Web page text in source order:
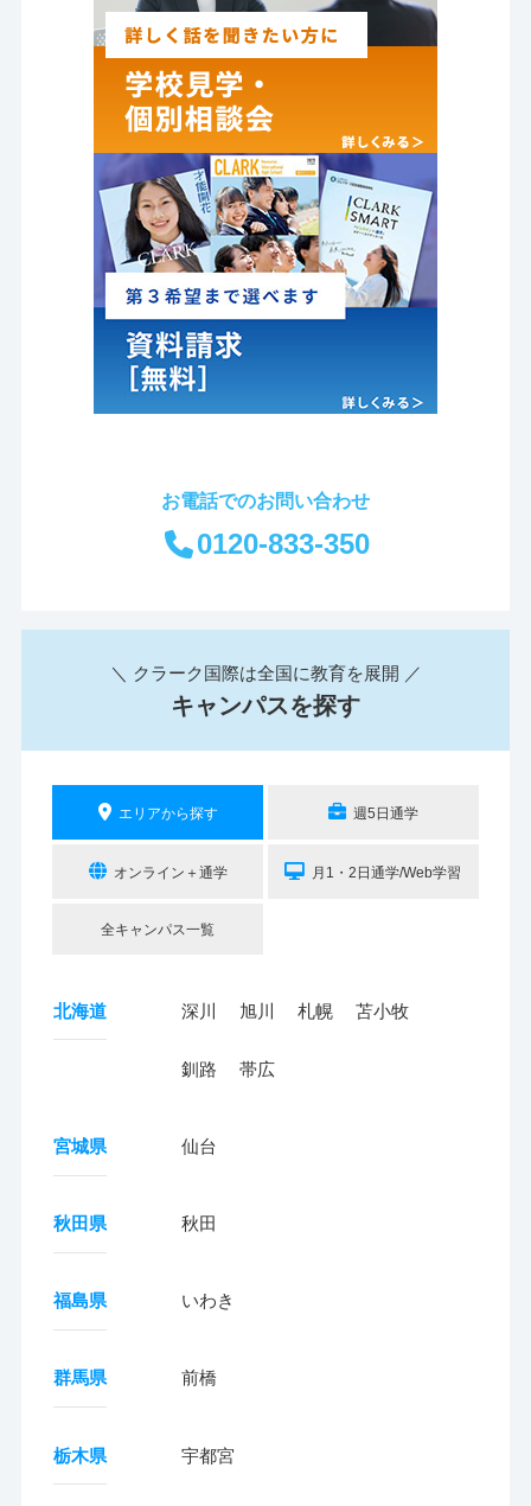
お電話でのお問い合わせ
0120-833-350
＼ クラーク国際は全国に教育を展開 ／
キャンパスを探す
エリアから探す 週5日通学
オンライン＋通学 月1・2日通学/Web学習
全キャンパス一覧
北海道 深川 旭川 札幌 苫小牧
釧路 帯広
宮城県 仙台
秋田県 秋田
福島県 いわき
群馬県 前橋
栃木県 宇都宮